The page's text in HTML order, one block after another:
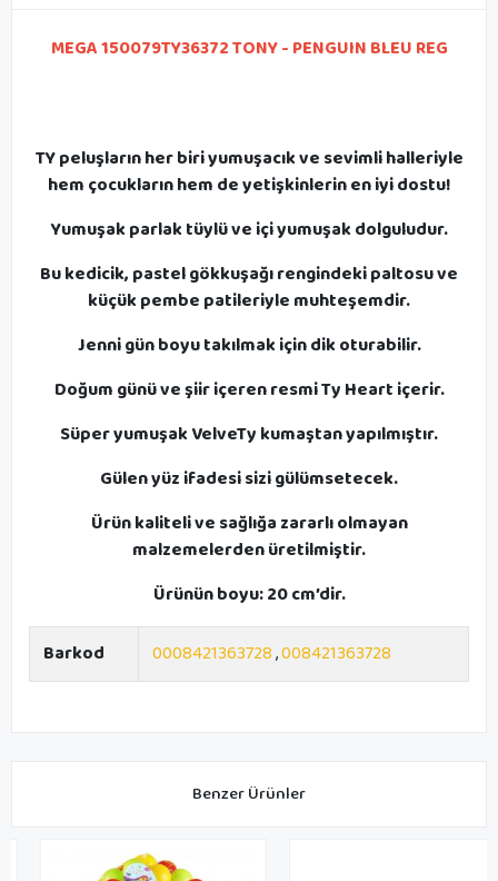
MEGA 150079TY36372 TONY - PENGUIN BLEU REG
TY peluşların her biri yumuşacık ve sevimli halleriyle
hem çocukların hem de yetişkinlerin en iyi dostu!
Yumuşak parlak tüylü ve içi yumuşak dolguludur.
Bu kedicik, pastel gökkuşağı rengindeki paltosu ve
küçük pembe patileriyle muhteşemdir.
Jenni gün boyu takılmak için dik oturabilir.
Doğum günü ve şiir içeren resmi Ty Heart içerir.
Süper yumuşak VelveTy kumaştan yapılmıştır.
Gülen yüz ifadesi sizi gülümsetecek.
Ürün kaliteli ve sağlığa zararlı olmayan
malzemelerden üretilmiştir.
Ürünün boyu: 20 cm’dir.
Barkod 0008421363728,008421363728
Benzer Ürünler